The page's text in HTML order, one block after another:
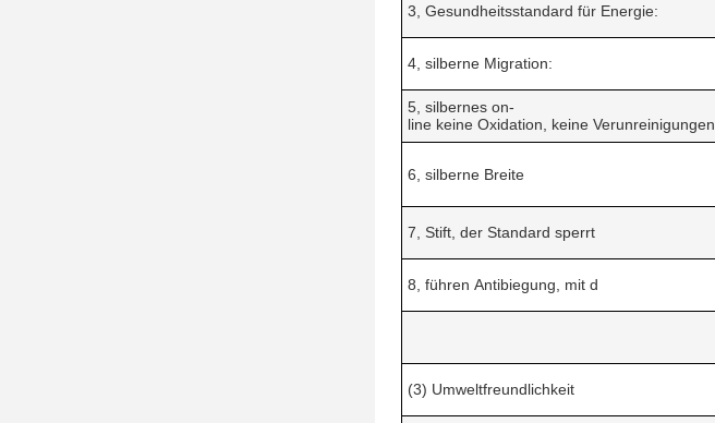
3, Gesundheitsstandard für Energie:
4, silberne Migration:
5, silbernes on-
line keine Oxidation, keine Verunreinigungen
6, silberne Breite
7, Stift, der Standard sperrt
8, führen Antibiegung, mit d
(3) Umweltfreundlichkeit